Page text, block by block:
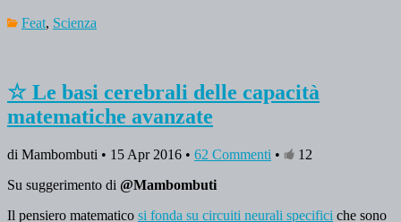
Feat, Scienza
☆ Le basi cerebrali delle capacità
matematiche avanzate
di Mambombuti • 15 Apr 2016 • 62 Commenti •
12
Su suggerimento di @Mambombuti
Il pensiero matematico si fonda su circuiti neurali specifici che sono